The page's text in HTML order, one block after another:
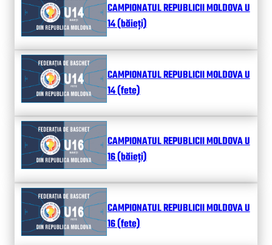
CAMPIONATUL REPUBLICII MOLDOVA U
14 (băieți)
CAMPIONATUL REPUBLICII MOLDOVA U
14 (fete)
CAMPIONATUL REPUBLICII MOLDOVA U
16 (băieți)
CAMPIONATUL REPUBLICII MOLDOVA U
16 (fete)